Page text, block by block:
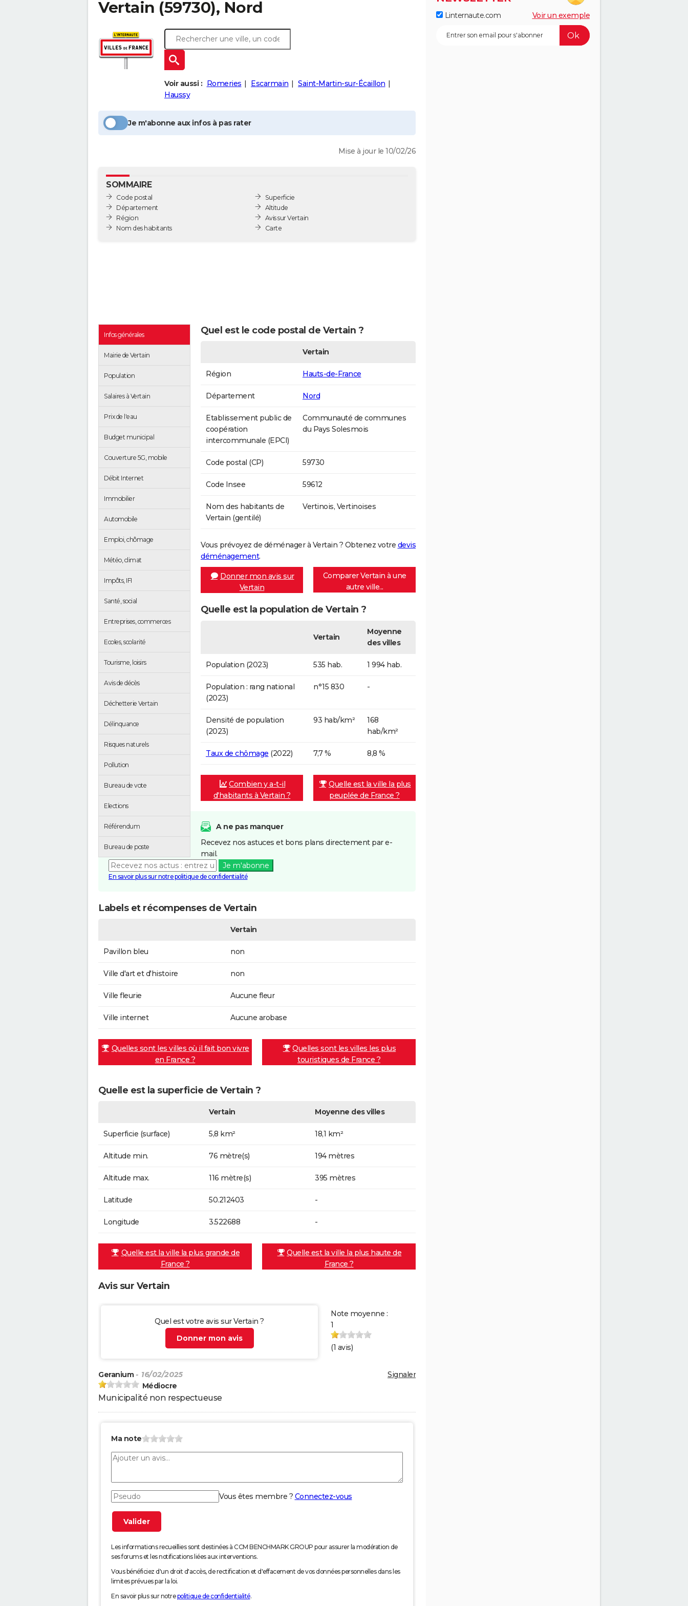
Vertain (59730), Nord
Voir aussi : Romeries Escarmain
Saint-Martin-sur-Écaillon
Haussy
Je m'abonne aux infos à pas rater
Mise à jour le 10/02/26
SOMMAIRE
Code postal
Département
Région
Nom des habitants
Superficie
Altitude
Avis sur Vertain
Carte
Infos générales
Mairie de Vertain
Population
Salaires à Vertain
Prix de l'eau
Budget municipal
Couverture 5G, mobile
Débit Internet
Immobilier
Automobile
Emploi, chômage
Météo, climat
Impôts, IFI
Santé, social
Entreprises, commerces
Ecoles, scolarité
Tourisme, loisirs
Avis de décès
Déchetterie Vertain
Délinquance
Risques naturels
Pollution
Bureau de vote
Elections
Référendum
Bureau de poste
Quel est le code postal de Vertain ?
Vertain
Région Hauts-de-France
Département Nord
Etablissement public de
coopération
intercommunale (EPCI)
Communauté de communes
du Pays Solesmois
Code postal (CP) 59730
Code Insee 59612
Nom des habitants de
Vertain (gentilé)
Vertinois, Vertinoises
Vous prévoyez de déménager à Vertain ? Obtenez votre devis
déménagement.
Donner mon avis sur
Vertain
Comparer Vertain à une
autre ville...
Quelle est la population de Vertain ?
Vertain
Moyenne
des villes
Population (2023) 535 hab. 1 994 hab.
Population : rang national
(2023)
n°15 830 -
Densité de population
(2023)
93 hab/km²
168
hab/km²
Taux de chômage (2022) 7,7 % 8,8 %
Combien y a-t-il
d'habitants à Vertain ?
Quelle est la ville la plus
peuplée de France ?
A ne pas manquer
Recevez nos astuces et bons plans directement par e-
mail.
Je m'abonne
En savoir plus sur notre politique de confidentialité
Labels et récompenses de Vertain
Vertain
Pavillon bleu non
Ville d'art et d'histoire non
Ville fleurie Aucune fleur
Ville internet Aucune arobase
Quelles sont les villes où il fait bon vivre
en France ?
Quelles sont les villes les plus
touristiques de France ?
Quelle est la superficie de Vertain ?
Vertain Moyenne des villes
Superficie (surface) 5,8 km² 18,1 km²
Altitude min. 76 mètre(s) 194 mètres
Altitude max. 116 mètre(s) 395 mètres
Latitude 50.212403 -
Longitude 3.522688 -
Quelle est la ville la plus grande de
France ?
Quelle est la ville la plus haute de
France ?
Avis sur Vertain
Quel est votre avis sur Vertain ?
Donner mon avis
Note moyenne :
1
(1 avis)
Signaler
Geranium - 16/02/2025
Médiocre
Municipalité non respectueuse
Ma note
Vous êtes membre ? Connectez-vous
Les informations recueillies sont destinées à CCM BENCHMARK GROUP pour assurer la modération de
ses forums et les notifications liées aux interventions.
Vous bénéficiez d'un droit d'accès, de rectification et d'effacement de vos données personnelles dans les
limites prévues par la loi.
En savoir plus sur notrepolitique de confidentialité.
Linternaute.com Voir un exemple